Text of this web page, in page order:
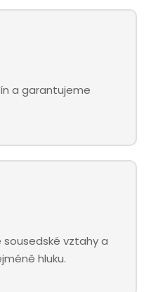
a garantujeme
sousedské vztahy a
hluku.